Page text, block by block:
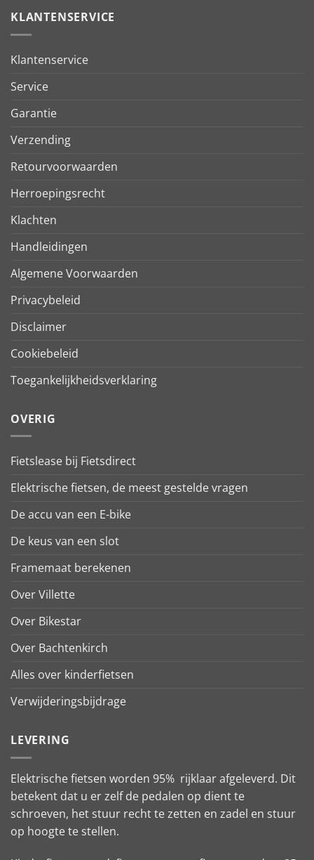
KLANTENSERVICE
Klantenservice
Service
Garantie
Verzending
Retourvoorwaarden
Herroepingsrecht
Klachten
Handleidingen
Algemene Voorwaarden
Privacybeleid
Disclaimer
Cookiebeleid
Toegankelijkheidsverklaring
OVERIG
Fietslease bij Fietsdirect
Elektrische fietsen, de meest gestelde vragen
De accu van een E-bike
De keus van een slot
Framemaat berekenen
Over Villette
Over Bikestar
Over Bachtenkirch
Alles over kinderfietsen
Verwijderingsbijdrage
LEVERING
Elektrische fietsen worden 95% rijklaar afgeleverd. Dit
betekent dat u er zelf de pedalen op dient te
schroeven, het stuur recht te zetten en zadel en stuur
op hoogte te stellen.